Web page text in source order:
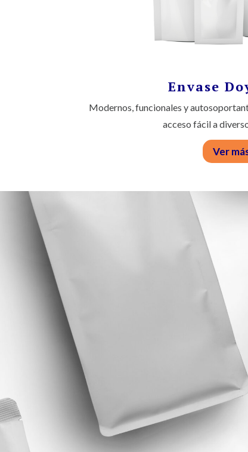
Envase
Modernos, funcionales y
acceso fácil a
Ver